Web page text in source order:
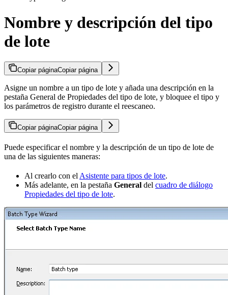
Nombre y descripción del tipo
de lote
Copiar páginaCopiar página
Asigne un nombre a un tipo de lote y añada una descripción en la
pestaña General de Propiedades del tipo de lote, y bloquee el tipo y
los parámetros de registro durante el reescaneo.
Copiar páginaCopiar página
Puede especificar el nombre y la descripción de un tipo de lote de
una de las siguientes maneras:
Al crearlo con el Asistente para tipos de lote.
Más adelante, en la pestaña General del cuadro de diálogo
Propiedades del tipo de lote.